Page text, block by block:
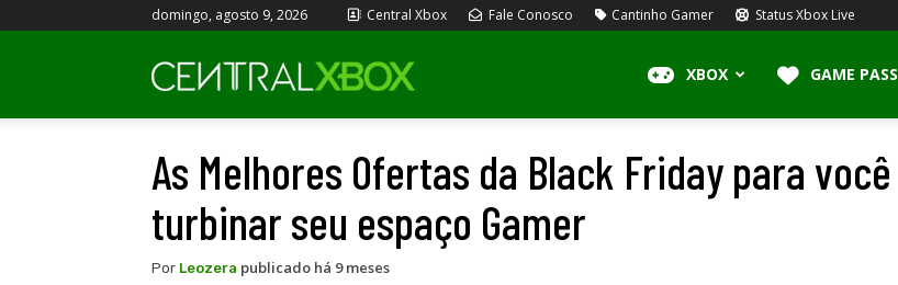
domingo, agosto 9, 2026 Central Xbox Fale Conosco Cantinho Gamer Status Xbox Live
Xbox
XBOX GAME PASS
As Melhores Ofertas da Black Friday para você
turbinar seu espaço Gamer
Por Leozera publicado há 9 meses